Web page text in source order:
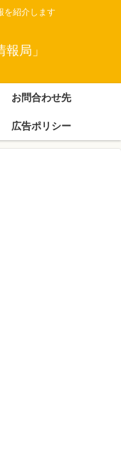
を紹介します
局」
お問合わせ先
広告ポリシー